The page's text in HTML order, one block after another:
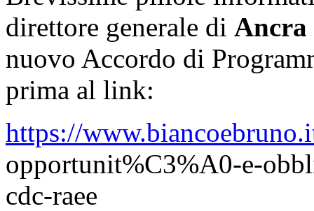
direttore generale di Ancra
nuovo Accordo di
prima al link:
https://
opportunit%C3%A0-e-
cdc-raee